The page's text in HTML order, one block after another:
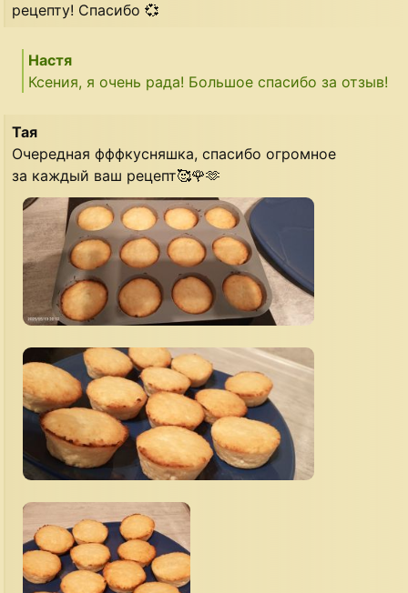
рецепту! Спасибо 💞
Настя
Ксения, я очень рада! Большое спасибо за отзыв!
Тая
Очередная фффкусняшка, спасибо огромное
за каждый ваш рецепт🥰🌹🫶